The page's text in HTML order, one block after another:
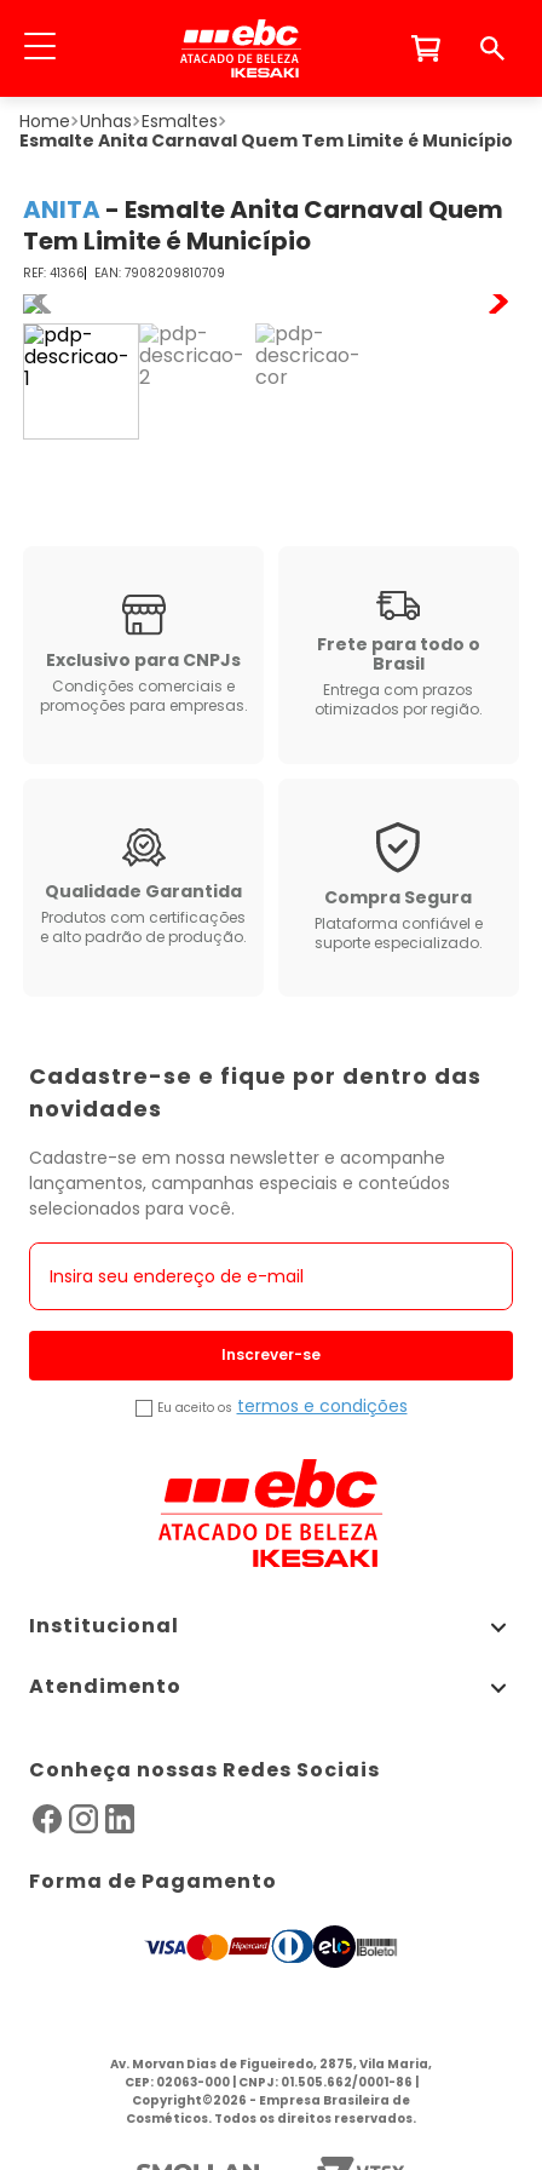
Unhas Esmaltes
Esmalte Anita Carnaval Quem Tem Limite é Município
ANITA- Esmalte Anita Carnaval Quem
Tem Limite é Município
41366 7908209810709
Exclusivo para CNPJs
Condições comerciais e
promoções para empresas.
Frete para todo o
Brasil
Entrega com prazos
otimizados por região.
Qualidade Garantida
Produtos com certificações
e alto padrão de produção.
Compra Segura
Plataforma confiável e
suporte especializado.
Cadastre-se e fique por dentro das
novidades
Cadastre-se em nossa newsletter e acompanhe
lançamentos, campanhas especiais e conteúdos
selecionados para você.
Inscrever-se
Eu aceito os termos e condições
Institucional
Atendimento
Conheça nossas Redes Sociais
Forma de Pagamento
Av. Morvan Dias de Figueiredo, 2875, Vila Maria,
CEP: 02063-000 | CNPJ: 01.505.662/0001-86 |
Copyright©2026 - Empresa Brasileira de
Cosméticos. Todos os direitos reservados.